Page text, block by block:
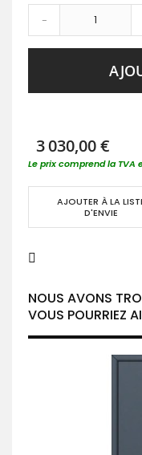
-
3 030,00 €
Le prix comprend la TVA
AJOUTER À LA
D'ENVIE
NOUS AVONS
VOUS POURRIEZ